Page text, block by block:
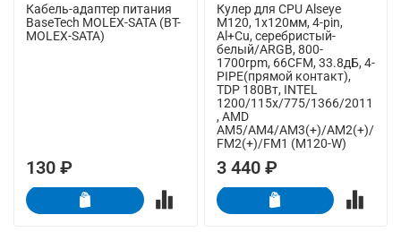
Кабель-адаптер питания
BaseTech MOLEX-SATA (BT-
MOLEX-SATA)
130 ₽
Кулер для CPU Alseye
M120, 1х120мм, 4-pin,
Al+Cu, серебристый-
белый/ARGB, 800-
1700rpm, 66CFM, 33.8дБ, 4-
PIPE(прямой контакт),
TDP 180Вт, INTEL
1200/115x/775/1366/2011
, AMD
AM5/AM4/AM3(+)/AM2(+)/
FM2(+)/FM1 (M120-W)
3 440 ₽